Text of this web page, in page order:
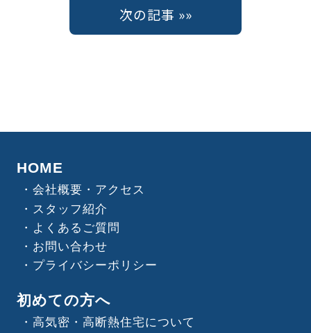
次の記事 »»
HOME
会社概要・アクセス
スタッフ紹介
よくあるご質問
お問い合わせ
プライバシーポリシー
初めての方へ
高気密・高断熱住宅について